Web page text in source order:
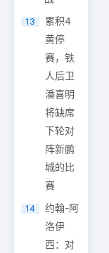
13
累积4
黄停
赛，铁
人后卫
潘喜明
将缺席
下轮对
阵新鹏
城的比
赛
14
约翰-阿
洛伊
西：对